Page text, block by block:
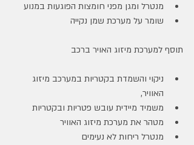
מנטרל ומגן מפני חומצות הפוגעות במנוע
שומר על מערכת שמן נקייה
תוסף למערכת מיזוג האויר ברכב
ניקוי והשמדת בקטריות במערכב מיזוג
האוויר,
משמיד מיידית עובש פטריות ובקטריות
מטהר את מערכת מיזוג האוויר
מנטרל ריחות לא נעימים